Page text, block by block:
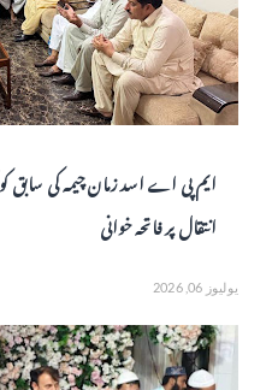
ایم پی اے اسد زمان چیمہ کی
انتقال پر فاتحہ خوانی
يوليوز 06, 2026